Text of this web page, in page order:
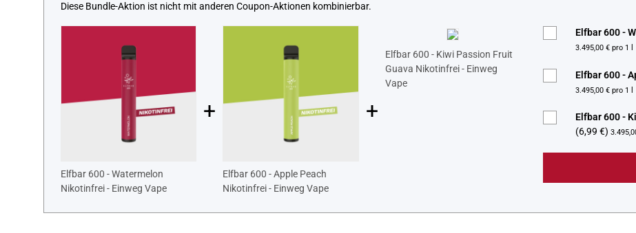
Diese Bundle-Aktion ist nicht mit anderen Coupon-Aktionen kombinierbar.
Elfbar 600 - Watermelon
Nikotinfrei - Einweg Vape
+
Elfbar 600 - Apple Peach
Nikotinfrei - Einweg Vape
+
Elfbar 600 - Kiwi Passion Fruit
Guava Nikotinfrei - Einweg
Vape
Elfbar 600 -
3.495,00 € pro 1 l
Elfbar 600 -
3.495,00 € pro 1 l
Elfbar 600 -
(6,99 €)